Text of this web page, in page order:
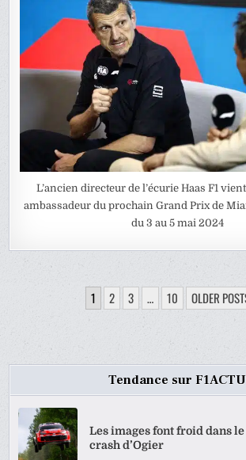
L’ancien directeur de l’écurie Haas F1
ambassadeur du prochain Grand Prix de
du 3 au 5 mai 2024
PAGINATION
1 2 3 … 10 OLDER
Tendance sur F1ACTU
Les images font froid dans le
crash d’Ogier